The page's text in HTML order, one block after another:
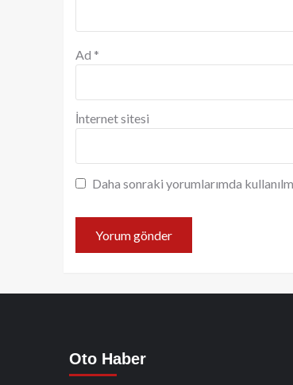
Ad *
İnternet sitesi
Daha sonraki yorumlarımda
Oto Haber